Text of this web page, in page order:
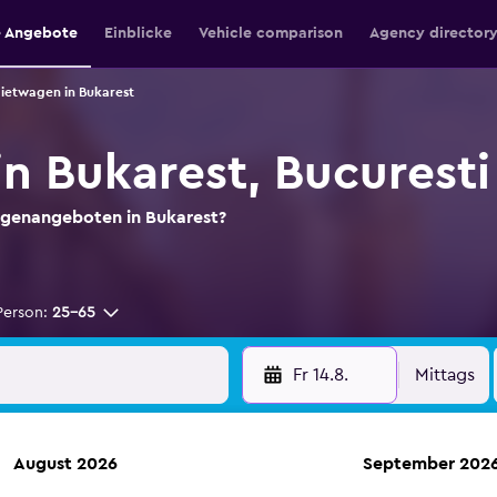
Angebote Einblicke Vehicle comparison Agency directory
in Bukarest
Bukarest, Bucuresti
in Bukarest?
25-65
Fr 14.8. Mittags
August 2026 September